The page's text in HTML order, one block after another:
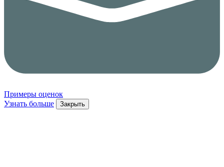
Примеры оценок
Узнать больше
Закрыть